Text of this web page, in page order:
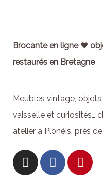
Brocante en ligne ♥
restaurés en Bretagne
Meubles vintage,
vaisselle et curiosités…
atelier à Plonéis, près